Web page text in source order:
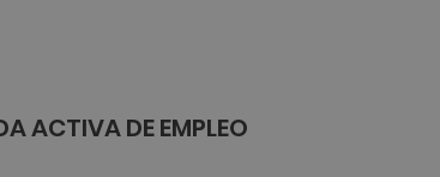
ACTIVA DE EMPLEO